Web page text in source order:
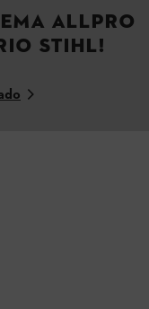
ALLPRO
STIHL!